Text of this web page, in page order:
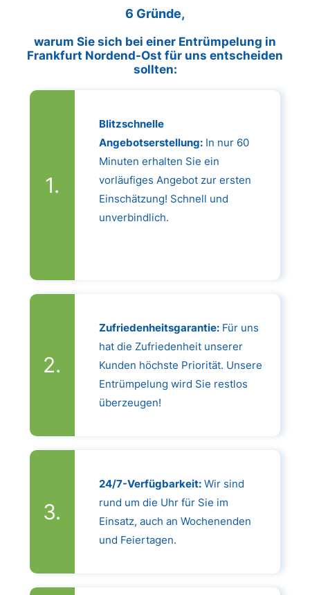
6 Gründe,
warum Sie sich bei einer Entrümpelung in
Frankfurt Nordend-Ost für uns entscheiden
sollten:
Blitzschnelle
Angebotserstellung:In nur 60
Minuten erhalten Sie ein
vorläufiges Angebot zur ersten
Einschätzung! Schnell und
unverbindlich.
Zufriedenheitsgarantie:Für uns
hat die Zufriedenheit unserer
Kunden höchste Priorität. Unsere
Entrümpelung wird Sie restlos
überzeugen!
24/7-Verfügbarkeit:Wir sind
rund um die Uhr für Sie im
Einsatz, auch an Wochenenden
und Feiertagen.